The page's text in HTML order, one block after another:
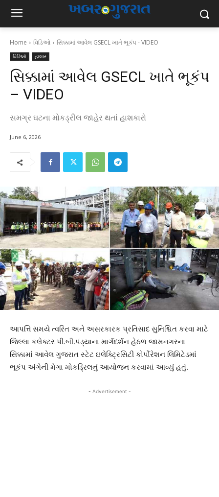
Home વિડિઓ સિક્કામાં આવેલ GSECL ખાતે ભૂકંપ - VIDEO
વિડિઓ હાલાર
સિક્કામાં આવેલ GSECL ખાતે ભૂકંપ
– VIDEO
સમગ્ર ઘટના મોકડ્રીલ જાહેર થતાં હાશકારો
June 6, 2026
આપત્તિ સમયે ત્વરિત અને અસરકારક પ્રતિસાદ સુનિશ્ચિત કરવા માટે
જિલ્લા કલેક્ટર પી.બી.પંડ્યાના માર્ગદર્શન હેઠળ જામનગરના
સિક્કામાં આવેલ ગુજરાત સ્ટેટ ઇલેક્ટ્રિસિટી કોર્પોરેશન લિમિટેડમાં
ભૂકંપ અંગેની મેગા મોકડ્રિલનું આયોજન કરવામાં આવ્યું હતું.
- Advertisement -